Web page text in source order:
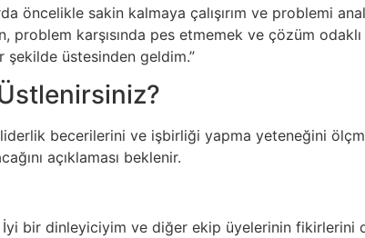
öncelikle sakin kalmaya çalışırım ve problemi
problem karşısında pes etmemek ve çözüm
şekilde üstesinden geldim.”
becerilerini ve işbirliği yapma yeteneğini
açıklaması beklenir.
İyi bir dinleyiciyim ve diğer ekip üyelerinin fikirlerini